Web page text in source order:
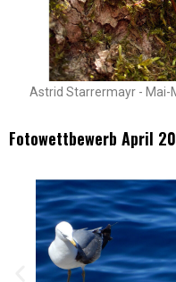
Astrid Starrermayr -
Fotowettbewerb April